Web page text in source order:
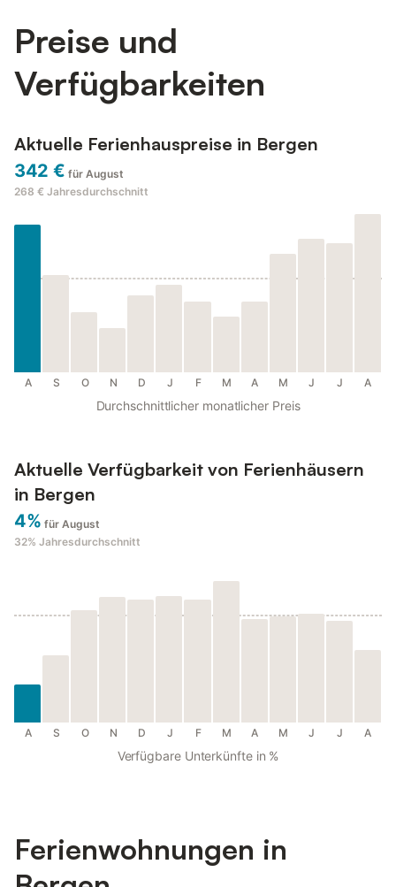
Preise und
Verfügbarkeiten
Aktuelle Ferienhauspreise in Bergen
342 € für August
268 € Jahresdurchschnitt
A S O N D J F M A M J J A
Durchschnittlicher monatlicher Preis
Aktuelle Verfügbarkeit von Ferienhäusern
in Bergen
4% für August
32% Jahresdurchschnitt
A S O N D J F M A M J J A
Verfügbare Unterkünfte in %
Ferienwohnungen in